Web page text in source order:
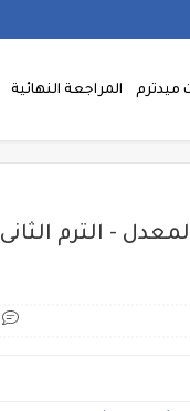
ميدترم المراجعة النهائية
- الترم الثانى